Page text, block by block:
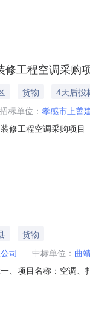
直接采购六、采购
工程空调采
货物
4天后投
招标单位： 孝感市上善
修工程空调采购项
目装修工程空调采
货物
司 中标单位： 曲
、项目名称：空调
束后如未收到异议